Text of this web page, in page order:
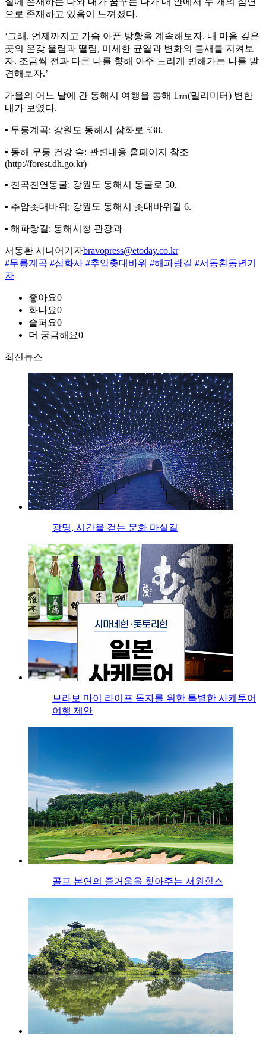
으로 존재하고 있음이 느껴졌다.
‘그래, 언제까지고 가슴 아픈 방황을 계속해보자. 내 마음 깊은
곳의 온갖 울림과 떨림, 미세한 균열과 변화의 틈새를 지켜보
자. 조금씩 전과 다른 나를 향해 아주 느리게 변해가는 나를 발
견해보자.’
가을의 어느 날에 간 동해시 여행을 통해 1㎜(밀리미터) 변한
내가 보였다.
▪ 무릉계곡: 강원도 동해시 삼화로 538.
▪ 동해 무릉 건강 숲: 관련내용 홈페이지 참조
(http://forest.dh.go.kr)
▪ 천곡천연동굴: 강원도 동해시 동굴로 50.
▪ 추암촛대바위: 강원도 동해시 촛대바위길 6.
▪ 해파랑길: 동해시청 관광과
서동환 시니어기자bravopress@etoday.co.kr
#무릉계곡 #삼화사 #추암촛대바위 #해파랑길 #서동환동년기
자
좋아요0
화나요0
슬퍼요0
더 궁금해요0
최신뉴스
광명, 시간을 걷는 문화 마실길
브라보 마이 라이프 독자를 위한 특별한 사케투어
여행 제안
골프 본연의 즐거움을 찾아주는 서원힐스